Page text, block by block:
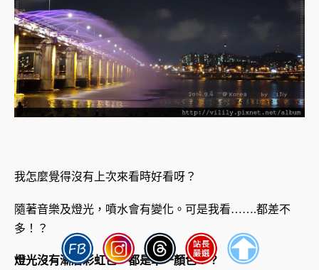
我怎麼覺得沒有上次來看時好看呀？
隨著音樂及燈光，噴水會有變化。可是我看…….都差不
多！？
燈光沒有漸層彩虹色，都是單一顏色！？